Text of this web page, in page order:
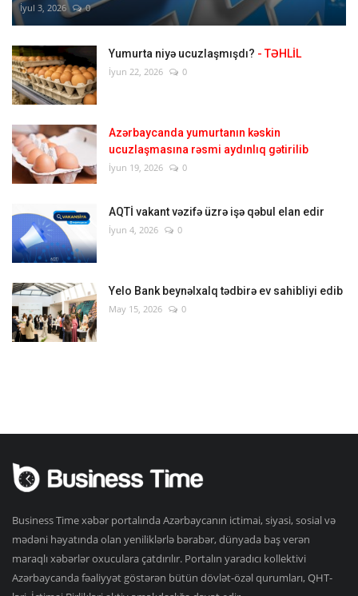
İyul 3, 2026 0
Yumurta niyə ucuzlaşmışdı? - TƏHLİL
İyun 22, 2026 0
Azərbaycanda yumurtanın kəskin
ucuzlaşmasına rəsmi aydınlıq gətirilib
İyun 19, 2026 0
AQTİ vakant vəzifə üzrə işə qəbul elan edir
İyun 4, 2026 0
Yelo Bank beynəlxalq tədbirə ev sahibliyi edib
May 15, 2026 0
Business Time xəbər portalında Azərbaycanın ictimai, siyasi, sosial və
mədəni həyatında olan yeniliklərlə bərabər, dünyada baş verən
maraqlı xəbərlər oxuculara çatdırılır. Portalın yaradıcı kollektivi
Azərbaycanda fəaliyyət göstərən bütün dövlət-özəl qurumları, QHT-